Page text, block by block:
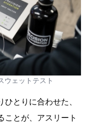
ェットテスト
とりに合わせた、
ことが、アスリート